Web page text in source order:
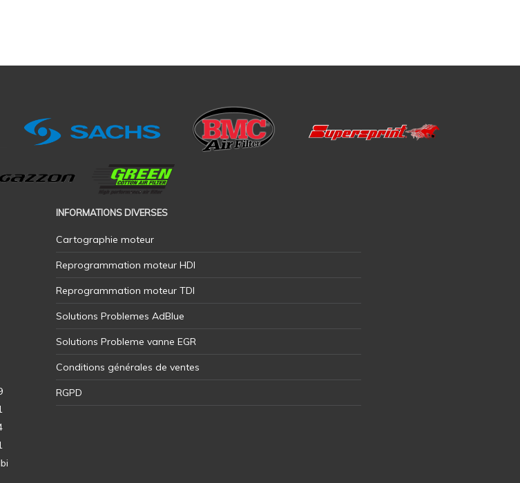
INFORMATIONS DIVERSES
Cartographie moteur
Reprogrammation moteur HDI
Reprogrammation moteur TDI
Solutions Problemes AdBlue
Solutions Probleme vanne EGR
Conditions générales de ventes
RGPD